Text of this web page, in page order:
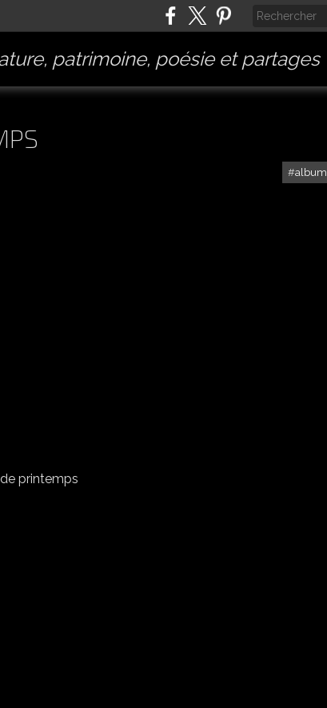
patrimoine, poésie et partages
album